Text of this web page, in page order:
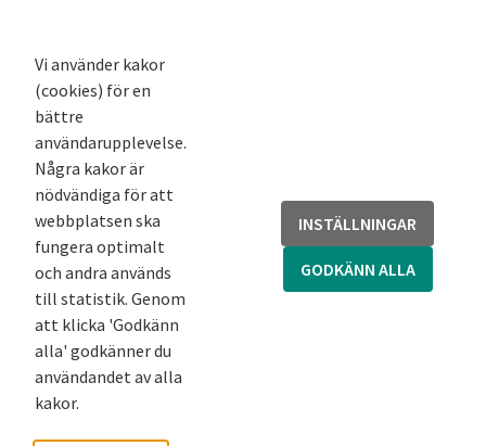
Nyhetsbrev
Andra webbplatser
Arkivsök
Fornsök
Fornreg
Bebyggelseregistret
Runor
Kringla
Vi använder kakor
(cookies) för en
bättre
användarupplevelse.
Några kakor är
nödvändiga för att
webbplatsen ska
fungera optimalt
och andra används
till statistik. Genom
att klicka 'Godkänn
alla' godkänner du
användandet av alla
kakor.
INSTÄLLNINGAR
GODKÄNN ALLA